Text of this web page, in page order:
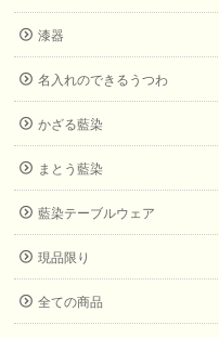
漆器
名入れのできるうつわ
かざる藍染
まとう藍染
藍染テーブルウェア
現品限り
全ての商品